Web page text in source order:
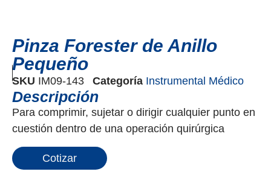
Pinza Forester de Anillo
Pequeño
SKU IM09-143 Categoría Instrumental Médico
Descripción
Para comprimir, sujetar o dirigir cualquier punto en
cuestión dentro de una operación quirúrgica
Cotizar